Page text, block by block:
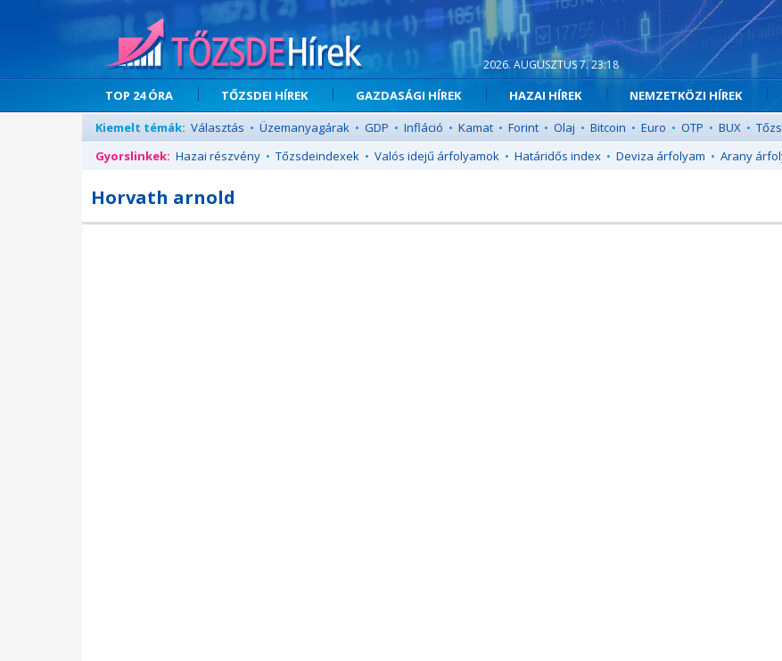
2026. AUGUSZTUS 7. 23:18
TOP 24 ÓRA TŐZSDEI HÍREK GAZDASÁGI HÍREK HAZAI HÍREK NEMZETKÖZI HÍREK
Kiemelt témák: Választás • Üzemanyagárak • GDP • Infláció • Kamat • Forint • Olaj • Bitcoin • Euro • OTP • BUX •
Gyorslinkek: Hazai részvény • Tőzsdeindexek • Valós idejű árfolyamok • Határidős index • Deviza árfolyam • Arany
Horvath arnold